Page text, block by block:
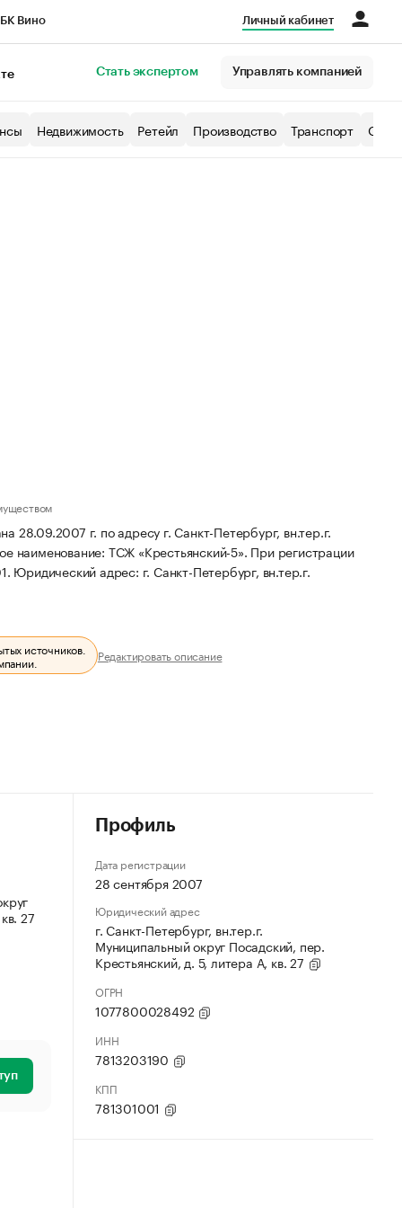
Вино Личный кабинет
Стать экспертом Управлять компанией
Недвижимость Ретейл Производство Транспорт
28.09.2007 г. по адресу г. Санкт-Петербург, вн.тер.г.
наименование: ТСЖ «Крестьянский-5». При регистрации
Юридический адрес: г. Санкт-Петербург, вн.тер.г.
источников. Редактировать описание
27
Профиль
Дата регистрации
28 сентября 2007
Юридический адрес
г. Санкт-Петербург, вн.тер.г.
Муниципальный округ Посадский, пер.
Крестьянский, д. 5, литера А, кв. 27
ОГРН
1077800028492
ИНН
7813203190
КПП
781301001